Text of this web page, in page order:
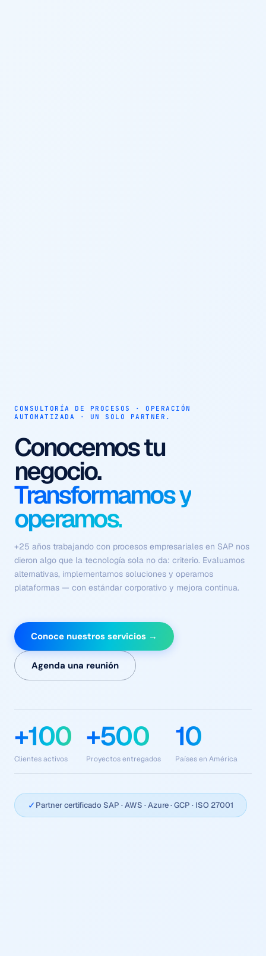
AUTOMATIZACIÓN · AGENTES AUTÓNOMOS · EFICIENCIA
OPERATIVA
Procesos que se
ejecutan solos
Con contexto, criterio y
sin fricción.
negocio, ejecutan tareas complejas y se optimizan
continuamente — sin depender de intervención humana en
cada paso.
Conoce nuestros servicios →
Agenda una reunión
+100
Clientes activos
+500
Proyectos entregados
10
Países en América
✓ Partner certificado SAP · AWS · Azure · GCP · ISO 27001